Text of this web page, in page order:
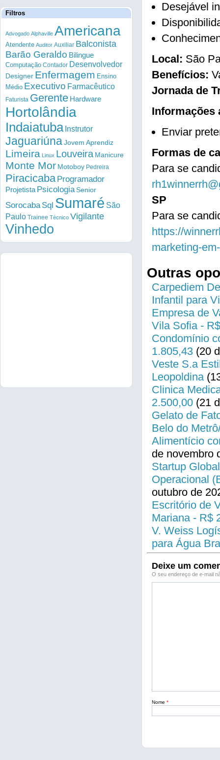
Desejável
Local: São
Benefícios:
Jornada de
Informações
Enviar
Formas de
Para se
SP
Para se
https://
marketing-
Outras
Carpediem
Infantil para
Empresa de
Vila Sofia -
Condomínio
1.805,43 (20
Veste S.a
Leopoldina
Clinica
2.500,00 (21
Gelato de
Belo do
Alimentício
de novembro
Startup
Operacional
outubro de
Escritório de
Mariana - R$
V. Weiss
para Água
Deixe um
O seu endereço de e-mail
Nome *
Filtros
Advogado Alphaville Americana
Atendente Auditor Auxiliar Balconista
Barão Geraldo Bilingue
Computação Contador Desenvolvedor
Designer Enfermagem Ensino
Médio Executivo Farmacêutico
Faturista Gerente Hardware
Hortolândia
Indaiatuba Instrutor
Jaguariúna Jovem Aprendiz
Limeira Linux Louveira Manicure
Monte Mor Motoboy Pedreira
Piracicaba Programador
Projetista PsicologiaSenior
Sorocaba Sql Sumaré São
Paulo Trainee Técnico Vigilante
Vinhedo